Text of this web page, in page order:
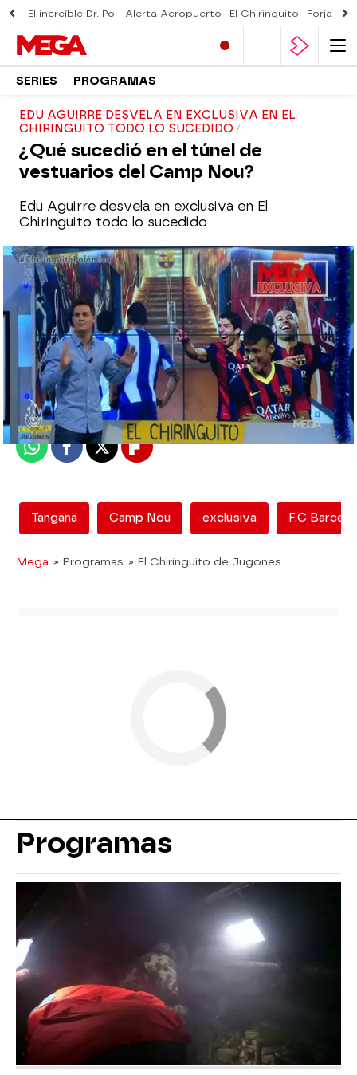
El increíble Dr. Pol Alerta Aeropuerto El Chiringuito Forjado
SERIES PROGRAMAS
EDU AGUIRRE DESVELA EN EXCLUSIVA EN EL
CHIRINGUITO TODO LO SUCEDIDO
¿Qué sucedió en el túnel de
vestuarios del Camp Nou?
Edu Aguirre desvela en exclusiva en El
Chiringuito todo lo sucedido
mega
Madrid
Publicado: 16 de febrero de 2018, 14:43
WhatsappFacebook
X Flipboard
Tangana Camp Nou exclusiva F.C
Mega » Programas » El Chiringuito de Jugones
Programas